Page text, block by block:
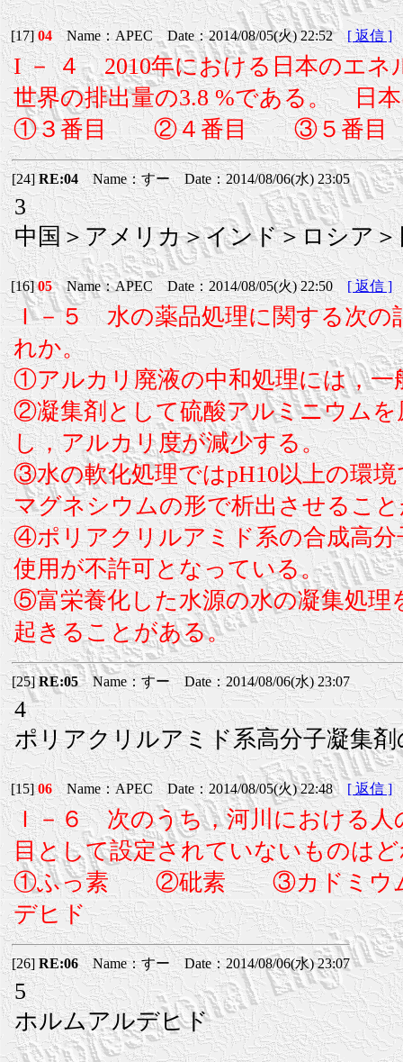
[17]04Name：APEC Date：2014/08/05(火) 22:52[ 返信 ]
I － ４ 2010年における日本のエネ
世界の排出量の3.8 %である。 日
①３番目 ②４番目 ③５番
[24]RE:04 Name：すー Date：2014/08/06(水) 23:05
3
中国＞アメリカ＞インド＞ロシア
[16]05Name：APEC Date：2014/08/05(火) 22:50[ 返信 ]
Ｉ－５ 水の薬品処理に関する次の
れか。
①アルカリ廃液の中和処理には，一
②凝集剤として硫酸アルミニウムを
し，アルカリ度が減少する。
③水の軟化処理ではpH10以上の環
マグネシウムの形で析出させるこ
④ポリアクリルアミド系の合成高
使用が不許可となっている。
⑤富栄養化した水源の水の凝集処理
起きることがある。
[25]RE:05Name：すー Date：2014/08/06(水) 23:07
4
ポリアクリルアミド系高分子凝集
[15]06Name：APEC Date：2014/08/05(火) 22:48 [ 返信 ]
Ｉ－６ 次のうち，河川における人
目として設定されていないものは
①ふっ素 ②砒素 ③カドミウ
デヒド
[26]RE:06Name：すー Date：2014/08/06(水) 23:07
5
ホルムアルデヒド